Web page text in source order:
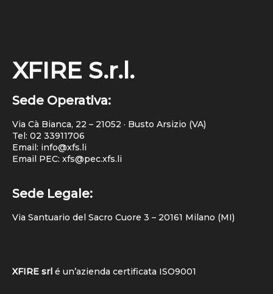
XFIRE S.r.l.
Sede Operativa:
Via Cà Bianca, 22 – 21052 · Busto Arsizio (VA)
Tel: 02 33911706
Email: info@xfs.li
Email PEC: xfs@pec.xfs.li
Sede Legale:
Via Santuario del Sacro Cuore 3 – 20161 Milano (MI)
XFIRE srl é un’azienda certificata ISO9001